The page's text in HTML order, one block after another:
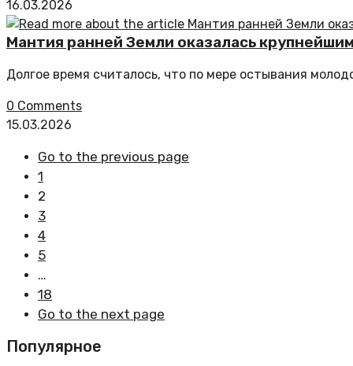
16.03.2026
Мантия ранней Земли оказалась
Долгое время считалось, что по мере остывания
0 Comments
15.03.2026
Go to the previous page
1
2
3
4
5
…
18
Go to the next page
Популярное